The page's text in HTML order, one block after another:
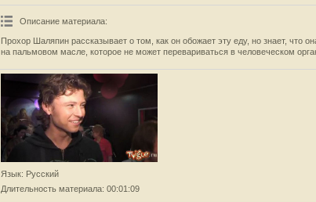
Описание материала:
Прохор Шаляпин рассказывает о том, как он обожает эту еду, но знает, что
на пальмовом масле, которое не может перевариваться в человеческом
Язык: Русский
Длительность материала: 00:01:09